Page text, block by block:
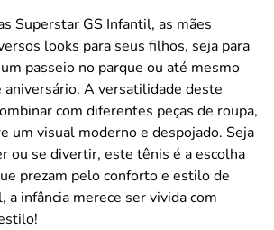
Superstar GS Infantil, as mães
looks para seus filhos, seja para
passeio no parque ou até mesmo
aniversário. A versatilidade deste
com diferentes peças de roupa,
um visual moderno e despojado. Seja
ou se divertir, este tênis é a escolha
prezam pelo conforto e estilo de
a infância merece ser vivida com